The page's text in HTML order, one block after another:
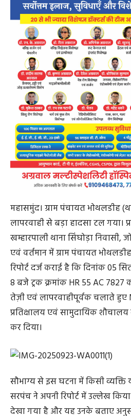
महासमुंद। ग्राम पंचायत भोथलडीह
लापरवाही से बड़ा हादसा टल गया।
खम्हारपाली थाना सिंघोड़ा निवासी,
एवं वर्तमान में ग्राम पंचायत
रिपोर्ट दर्ज कराई है कि दिनांक 05
8 बजे ट्रक क्रमांक HR 55 AC
तेज़ी एवं लापरवाहीपूर्वक चलाते हुए
प्रतिक्षालय एवं सामुदायिक शौचालय
कर दिया।
सौभाग्य से इस घटना में किसी व्यक्ति
सरपंच ने अपनी रिपोर्ट में उल्लेख
देखा गया है और यह उनके बताए